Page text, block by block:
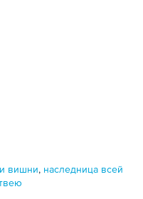
вишни, наследница всей